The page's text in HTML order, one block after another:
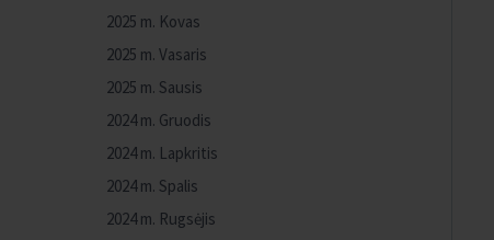
2025 m. Kovas
2025 m. Vasaris
2025 m. Sausis
2024 m. Gruodis
2024 m. Lapkritis
2024 m. Spalis
2024 m. Rugsėjis